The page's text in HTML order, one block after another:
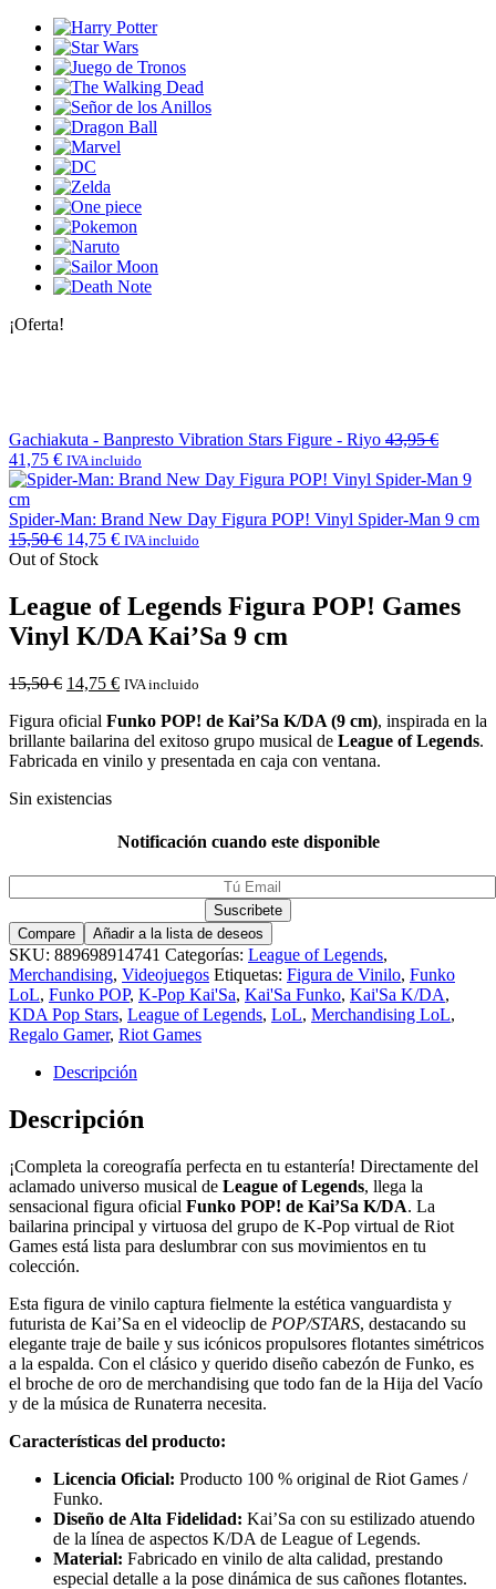
¡Oferta!
Gachiakuta - Banpresto Vibration Stars Figure - Riyo 43,95€
41,75 € IVA incluido
Spider-Man: Brand New Day Figura POP! Vinyl Spider-Man 9 cm
15,50€ 14,75 € IVA incluido
Out of Stock
League of Legends Figura POP! Games
Vinyl K/DA Kai’Sa 9 cm
15,50€ 14,75 € IVA incluido
Figura oficial Funko POP! de Kai’Sa K/DA (9 cm), inspirada en la
brillante bailarina del exitoso grupo musical de League of Legends.
Fabricada en vinilo y presentada en caja con ventana.
Sin existencias
Notificación cuando este disponible
Compare Añadir a la lista de deseos
SKU: 889698914741 Categorías: League of Legends,
Merchandising, Videojuegos Etiquetas: Figura de Vinilo, Funko
LoL, Funko POP, K-Pop Kai'Sa, Kai'Sa Funko, Kai'Sa K/DA,
KDA Pop Stars, League of Legends, LoL, Merchandising LoL,
Regalo Gamer, Riot Games
Descripción
Descripción
¡Completa la coreografía perfecta en tu estantería! Directamente del
aclamado universo musical de League of Legends, llega la
sensacional figura oficial Funko POP! de Kai’Sa K/DA. La
bailarina principal y virtuosa del grupo de K-Pop virtual de Riot
Games está lista para deslumbrar con sus movimientos en tu
colección.
Esta figura de vinilo captura fielmente la estética vanguardista y
futurista de Kai’Sa en el videoclip de POP/STARS, destacando su
elegante traje de baile y sus icónicos propulsores flotantes simétricos
a la espalda. Con el clásico y querido diseño cabezón de Funko, es
el broche de oro de merchandising que todo fan de la Hija del Vacío
y de la música de Runaterra necesita.
Características del producto:
Licencia Oficial: Producto 100 % original de Riot Games /
Funko.
Diseño de Alta Fidelidad: Kai’Sa con su estilizado atuendo
de la línea de aspectos K/DA de League of Legends.
Material: Fabricado en vinilo de alta calidad, prestando
especial detalle a la pose dinámica de sus cañones flotantes.